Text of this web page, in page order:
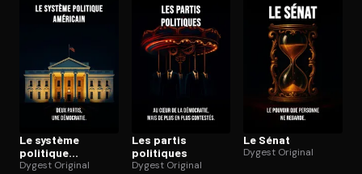
Le système
politique
américain
Dygest Original
Les partis
politiques
Dygest Original
Le Sénat
Dygest Original